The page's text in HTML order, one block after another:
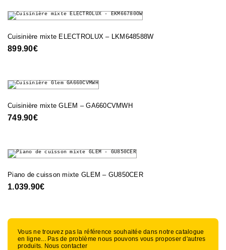
Cuisinière mixte ELECTROLUX – LKM648588W
899.90€
Cuisinière mixte GLEM – GA660CVMWH
749.90€
Piano de cuisson mixte GLEM – GU850CER
1.039.90€
Vous ne trouvez pas la référence souhaitée dans notre catalogue
en ligne... Pas de problème nous pouvons vous proposer d'autres
produits. Nous contacter